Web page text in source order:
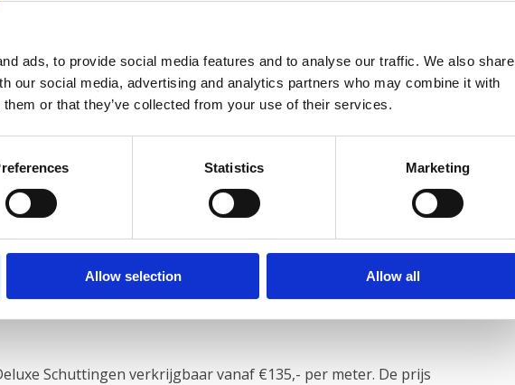
ads, to provide social media features and to analyse our traffic. We also share
our social media, advertising and analytics partners who may combine it with
or that they’ve collected from your use of their services.
Statistics Marketing
Allow selection Allow all
douglas in nieuwbouwtuinen in de regio Zuid-Oost Brabant en
bewust voor de houtuitstraling kiezen. Wel altijd met de eerlijke
hebt voor onderhoud, is composiet verstandiger. Maar wie dat wil
een schutting die de tuin echt aankleedt.
Schuttingen verkrijgbaar vanaf €135,- per meter. De prijs